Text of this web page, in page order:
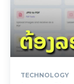
TECHNOLOGY